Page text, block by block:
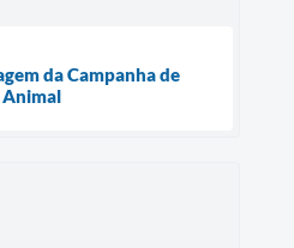
da Campanha de